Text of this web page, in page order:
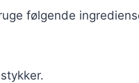
følgende